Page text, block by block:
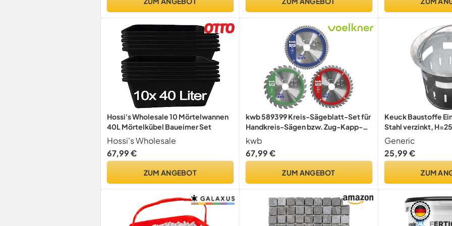
Zubehör
Hossi's Wholesale 10 Mörtelwannen
40L Mörtelkübel Baueimer Set
Hossi's Wholesale
67,99 €
ZUM ANGEBOT
kwb 589399 Kreis-Sägeblatt-Set für
Handkreis-Sägen bzw. Zug-Kapp-
Gehrungssägen, f. Platten-
Werkstoffe u. Baustoffe aus Holz
inkl. Reduzier-Ringe auf 16 u. 25 mm,
kwb
67,99 €
ZUM ANGEBOT
Keuck Baustoffe
Stahl verzinkt,
D=260mm, Gewicht
Generic
25,99 €
ZUM